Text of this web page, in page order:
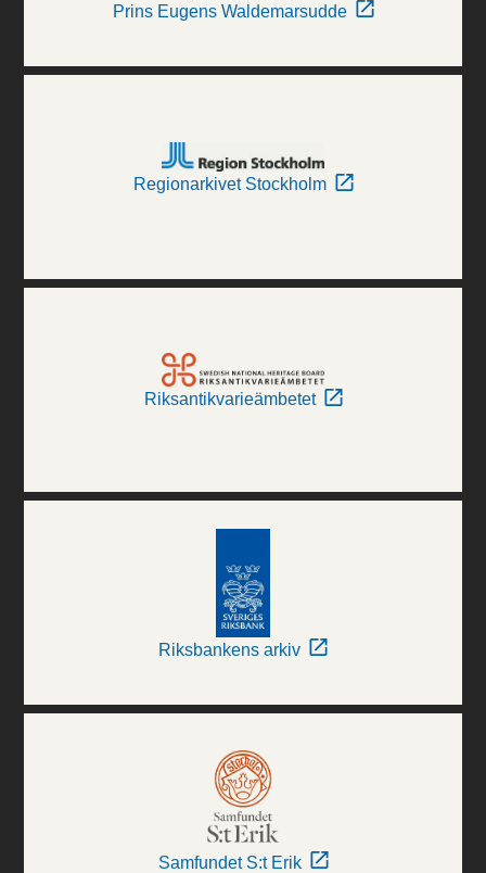
Prins Eugens Waldemarsudde
Regionarkivet Stockholm
Riksantikvarieämbetet
Riksbankens arkiv
Samfundet S:t Erik